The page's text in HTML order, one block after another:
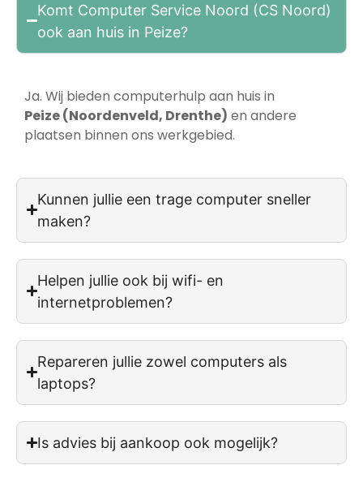
Komt Computer Service Noord (CS Noord)
ook aan huis in Peize?
Ja. Wij bieden computerhulp aan huis in
Peize (Noordenveld, Drenthe) en andere
plaatsen binnen ons werkgebied.
Kunnen jullie een trage computer sneller
maken?
Helpen jullie ook bij wifi- en
internetproblemen?
Repareren jullie zowel computers als
laptops?
Is advies bij aankoop ook mogelijk?